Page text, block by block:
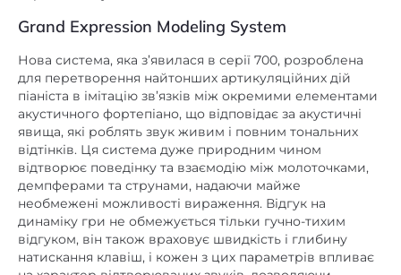
для перетворення найтонших артикуляційних дій
піаніста в імітацію зв’язків між окремими елементами
акустичного фортепіано, що відповідає за акустичні
явища, які роблять звук живим і повним тональних
відтінків. Ця система дуже природним чином
відтворює поведінку та взаємодію між молоточками,
демпферами та струнами, надаючи майже
необмежені можливості вираження. Відгук на
динаміку гри не обмежується тільки гучно-тихим
відгуком, він також враховує швидкість і глибину
натискання клавіш, і кожен з цих параметрів впливає
на характер відтворюваних звуків, дозволяючи
використовувати повний спектр фортепіанних технік і
гра складних творів найвидатніших композиторів з